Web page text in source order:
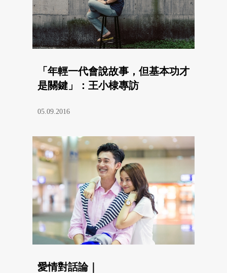
「年輕一代會說故事，但基本功才
是關鍵」：王小棣專訪
05.09.2016
愛情對話論｜